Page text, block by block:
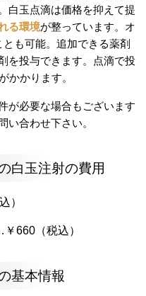
白玉点滴は価格を抑えて提
る環境が整っています。オ
も可能。追加できる薬剤
を投与できます。点滴で投
かかります。
が必要な場合もございます
い合わせ下さい。
白玉注射の費用
）
660（税込）
基本情報